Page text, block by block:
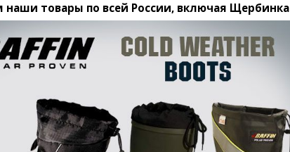
товары по всей России, включая Щербинка